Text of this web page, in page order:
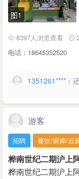
图1
8397人浏览查看
电话：18645352520
1351261****：
游客
招聘 餐饮/厨师/后
桦南世纪二期沪上
桦南世纪二期沪上